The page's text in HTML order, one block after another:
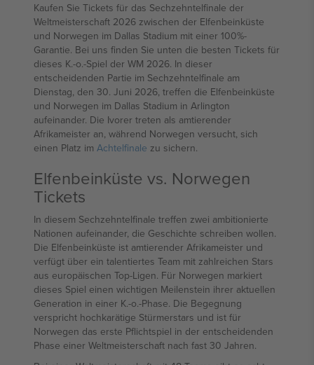
Kaufen Sie Tickets für das Sechzehntelfinale der
Weltmeisterschaft 2026 zwischen der Elfenbeinküste
und Norwegen im Dallas Stadium mit einer 100%-
Garantie. Bei uns finden Sie unten die besten Tickets für
dieses K.-o.-Spiel der WM 2026. In dieser
entscheidenden Partie im Sechzehntelfinale am
Dienstag, den 30. Juni 2026, treffen die Elfenbeinküste
und Norwegen im Dallas Stadium in Arlington
aufeinander. Die Ivorer treten als amtierender
Afrikameister an, während Norwegen versucht, sich
einen Platz im Achtelfinale zu sichern.
Elfenbeinküste vs. Norwegen
Tickets
In diesem Sechzehntelfinale treffen zwei ambitionierte
Nationen aufeinander, die Geschichte schreiben wollen.
Die Elfenbeinküste ist amtierender Afrikameister und
verfügt über ein talentiertes Team mit zahlreichen Stars
aus europäischen Top-Ligen. Für Norwegen markiert
dieses Spiel einen wichtigen Meilenstein ihrer aktuellen
Generation in einer K.-o.-Phase. Die Begegnung
verspricht hochkarätige Stürmerstars und ist für
Norwegen das erste Pflichtspiel in der entscheidenden
Phase einer Weltmeisterschaft nach fast 30 Jahren.